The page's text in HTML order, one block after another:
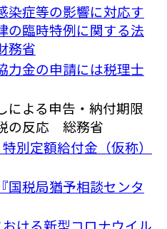
染症等の影響に対応す
の臨時特例に関する法
務省
力金の申請には税理士
による申告・納付期限
の反応 総務省
別定額給付金（仮称）
国税局猶予相談センタ
ける新型コロナウイル